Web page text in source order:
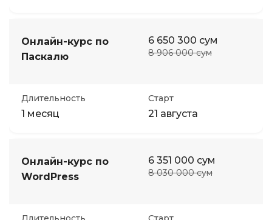
Онлайн-курс по
Паскалю
6 650 300 сум
8 906 000 сум
Длительность
1 месяц
Старт
21 августа
Онлайн-курс по
WordPress
6 351 000 сум
8 030 000 сум